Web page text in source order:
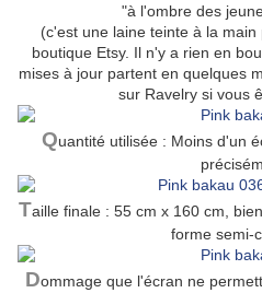
"à l'ombre des
(c'est une laine teinte à la
boutique Etsy. Il n'y a rien en
mises à jour partent en quelques
sur Ravelry si vous
Quantité utilisée : Moins d'un
Taille finale : 55 cm x 160 cm,
forme semi-
Dommage que l'écran ne